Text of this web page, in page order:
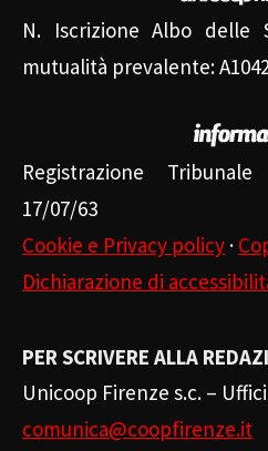
N. Iscrizione Albo delle
mutualità prevalente:
Registrazione
17/07/63
Cookie e Privacy policy ·
Dichiarazione di
PER SCRIVERE ALLA
Unicoop Firenze s.c. –
comunica@coopfirenze.it